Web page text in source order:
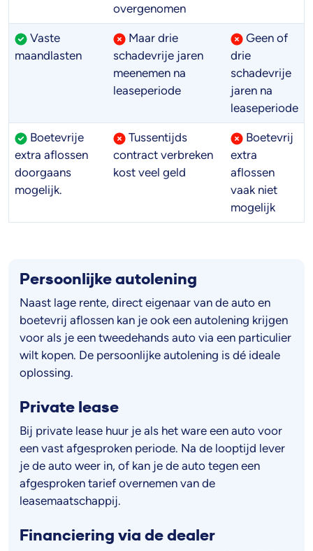
overgenomen
Vaste
maandlasten
Maar drie
schadevrije jaren
meenemen na
leaseperiode
Geen of
drie
schadevrije
jaren na
leaseperiode
Boetevrije
extra aflossen
doorgaans
mogelijk.
Tussentijds
contract verbreken
kost veel geld
Boetevrij
extra
aflossen
vaak niet
mogelijk
Persoonlijke autolening
Naast lage rente, direct eigenaar van de auto en
boetevrij aflossen kan je ook een autolening krijgen
voor als je een tweedehands auto via een particulier
wilt kopen. De persoonlijke autolening is dé ideale
oplossing.
Private lease
Bij private lease huur je als het ware een auto voor
een vast afgesproken periode. Na de looptijd lever
je de auto weer in, of kan je de auto tegen een
afgesproken tarief overnemen van de
leasemaatschappij.
Financiering via de dealer